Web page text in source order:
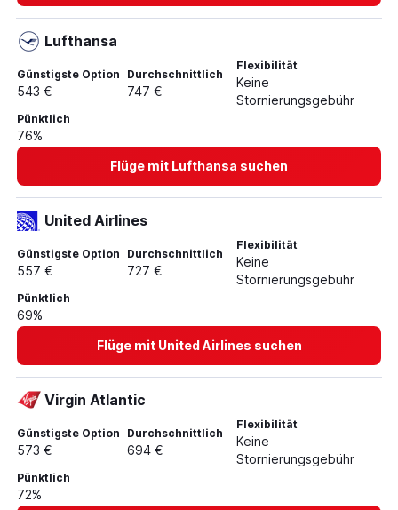
Lufthansa
Günstigste Option
543 €
Durchschnittlich
747 €
Flexibilität
Keine
Stornierungsgebühr
Pünktlich
76%
Flüge mit Lufthansa suchen
United Airlines
Günstigste Option
557 €
Durchschnittlich
727 €
Flexibilität
Keine
Stornierungsgebühr
Pünktlich
69%
Flüge mit United Airlines suchen
Virgin Atlantic
Günstigste Option
573 €
Durchschnittlich
694 €
Flexibilität
Keine
Stornierungsgebühr
Pünktlich
72%